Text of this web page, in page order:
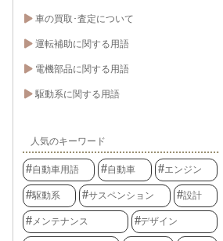
車の買取･査定について
運転補助に関する用語
電機部品に関する用語
駆動系に関する用語
人気のキーワード
自動車用語 自動車 エンジン
駆動系 サスペンション 設計
メンテナンス デザイン